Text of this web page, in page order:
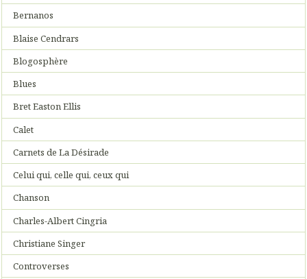
Bernanos
Blaise Cendrars
Blogosphère
Blues
Bret Easton Ellis
Calet
Carnets de La Désirade
Celui qui, celle qui, ceux qui
Chanson
Charles-Albert Cingria
Christiane Singer
Controverses